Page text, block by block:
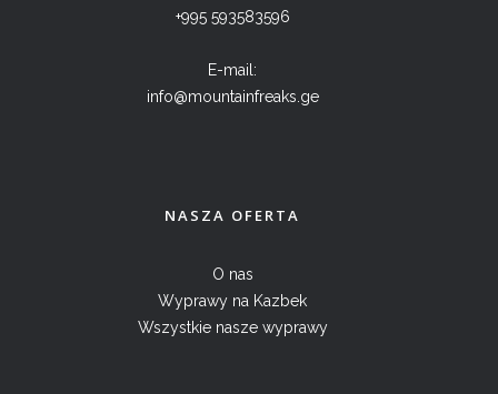
+995 593583596
E-mail:
info@mountainfreaks.ge
NASZA OFERTA
O nas
Wyprawy na Kazbek
Wszystkie nasze wyprawy